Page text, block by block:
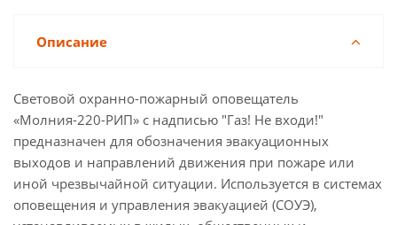
Описание
Световой охранно-пожарный оповещатель
«Молния-220-РИП» с надписью "Газ! Не входи!"
предназначен для обозначения эвакуационных
выходов и направлений движения при пожаре или
иной чрезвычайной ситуации. Используется в системах
оповещения и управления эвакуацией (СОУЭ),